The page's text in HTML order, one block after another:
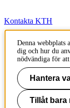
Kontakta KTH
Jobba på KTH
Press och media
Faktura och
Om KTH:s
Denna webbplats
dig och hur du
nödvändiga för
Hantera
Tillåt bara